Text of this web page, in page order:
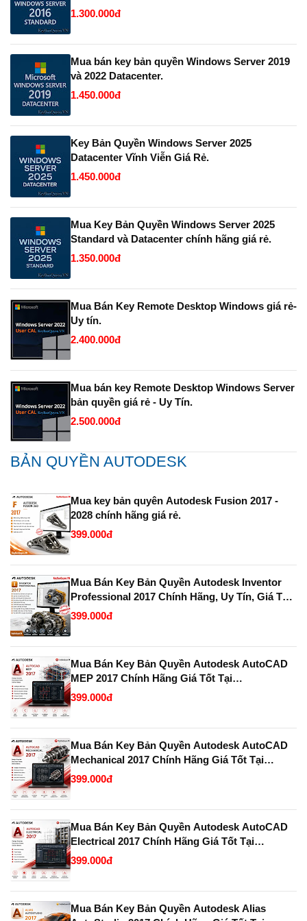
1.300.000đ
Mua bán key bản quyền Windows Server 2019
và 2022 Datacenter.
1.450.000đ
Key Bản Quyền Windows Server 2025
Datacenter Vĩnh Viễn Giá Rẻ.
1.450.000đ
Mua Key Bản Quyền Windows Server 2025
Standard và Datacenter chính hãng giá rẻ.
1.350.000đ
Mua Bán Key Remote Desktop Windows giá rẻ-
Uy tín.
2.400.000đ
Mua bán key Remote Desktop Windows Server
bản quyền giá rẻ - Uy Tín.
2.500.000đ
BẢN QUYỀN AUTODESK
Mua key bản quyên Autodesk Fusion 2017 -
2028 chính hãng giá rẻ.
399.000đ
Mua Bán Key Bản Quyền Autodesk Inventor
Professional 2017 Chính Hãng, Uy Tín, Giá Tốt
Tại KeyBanQuyen.VN
399.000đ
Mua Bán Key Bản Quyền Autodesk AutoCAD
MEP 2017 Chính Hãng Giá Tốt Tại
KeyBanQuyen.VN
399.000đ
Mua Bán Key Bản Quyền Autodesk AutoCAD
Mechanical 2017 Chính Hãng Giá Tốt Tại
KeyBanQuyen.VN
399.000đ
Mua Bán Key Bản Quyền Autodesk AutoCAD
Electrical 2017 Chính Hãng Giá Tốt Tại
KeyBanQuyen.VN
399.000đ
Mua Bán Key Bản Quyền Autodesk Alias